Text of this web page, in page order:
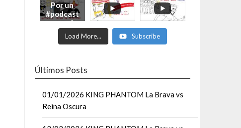
Por un
#podcast
con más
Moonsaul
ts #93:
MITAD
DE AÑO
Load More... Subscribe
Últimos Posts
01/01/2026 KING PHANTOM La Brava vs
Reina Oscura